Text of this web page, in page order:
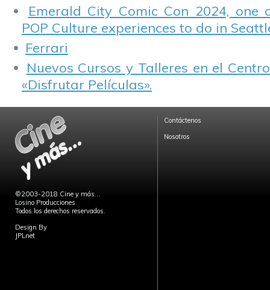
Emerald City Comic Con 2024,
POP Culture experiences to do in
Ferrari
Nuevos Cursos y Talleres en el
«Disfrutar Películas».
©2003-2018 Cine y más...
Losino Producciones
Todos los derechos reservados.
Design By
JPLnet
Contáctenos
Nosotros